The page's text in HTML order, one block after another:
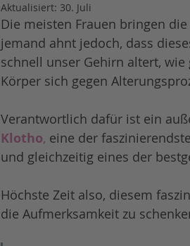
Aktualisiert: 30. Juli
Die meisten Frauen bringen
jemand ahnt jedoch, dass
schnell unser Gehirn altert,
Körper sich gegen
Verantwortlich dafür ist ein
Klotho, eine der
und gleichzeitig eines der
Höchste Zeit also, diesem
die Aufmerksamkeit zu